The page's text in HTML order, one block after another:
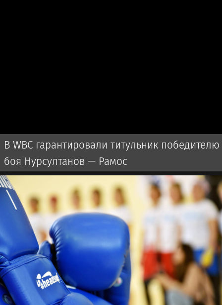
В WBC гарантировали титульник победителю
боя Нурсултанов — Рамос